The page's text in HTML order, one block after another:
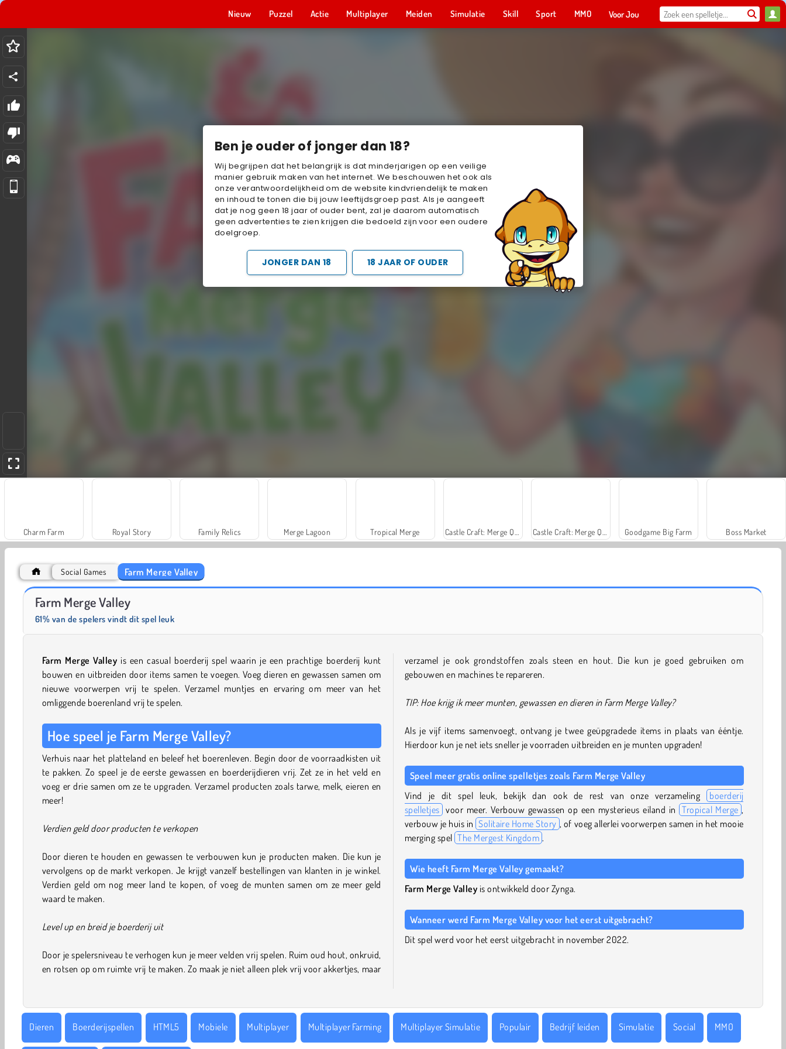
Ben je ouder of jonger dan 18?
Wij begrijpen dat het belangrijk is dat minderjarigen op een veilige
manier gebruik maken van het internet. We beschouwen het ook als
onze verantwoordelijkheid om de website kindvriendelijk te maken
en inhoud te tonen die bij jouw leeftijdsgroep past. Als je aangeeft
dat je nog geen 18 jaar of ouder bent, zal je daarom automatisch
geen advertenties te zien krijgen die bedoeld zijn voor een oudere
doelgroep.
JONGER DAN 18 18 JAAR OF OUDER
Nieuw Puzzel Actie Multiplayer Meiden Simulatie Skill Sport MMO Voor Jou
Charm Farm Royal Story Family Relics Merge Lagoon Tropical Merge Goodgame Big Farm Boss Market
Social Games Farm Merge Valley
Farm Merge Valley
61% van de spelers vindt dit spel leuk
Farm Merge Valley is een casual boerderij spel waarin je een prachtige boerderij kunt
bouwen en uitbreiden door items samen te voegen. Voeg dieren en gewassen samen om
nieuwe voorwerpen vrij te spelen. Verzamel muntjes en ervaring om meer van het
omliggende boerenland vrij te spelen.
Hoe speel je Farm Merge Valley?
Verhuis naar het platteland en beleef het boerenleven. Begin door de voorraadkisten uit
te pakken. Zo speel je de eerste gewassen en boerderijdieren vrij. Zet ze in het veld en
voeg er drie samen om ze te upgraden. Verzamel producten zoals tarwe, melk, eieren en
meer!
Verdien geld door producten te verkopen
Door dieren te houden en gewassen te verbouwen kun je producten maken. Die kun je
vervolgens op de markt verkopen. Je krijgt vanzelf bestellingen van klanten in je winkel.
Verdien geld om nog meer land te kopen, of voeg de munten samen om ze meer geld
waard te maken.
Level up en breid je boerderij uit
Door je spelersniveau te verhogen kun je meer velden vrij spelen. Ruim oud hout, onkruid,
en rotsen op om ruimte vrij te maken. Zo maak je niet alleen plek vrij voor akkertjes, maar
verzamel je ook grondstoffen zoals steen en hout. Die kun je goed gebruiken om
gebouwen en machines te repareren.
TIP: Hoe krijg ik meer munten, gewassen en dieren in Farm Merge Valley?
Als je vijf items samenvoegt, ontvang je twee geüpgradede items in plaats van ééntje.
Hierdoor kun je net iets sneller je voorraden uitbreiden en je munten upgraden!
Speel meer gratis online spelletjes zoals Farm Merge Valley
Vind je dit spel leuk, bekijk dan ook de rest van onze verzameling
boerderij
spelletjes voor meer. Verbouw gewassen op een mysterieus eiland in Tropical Merge ,
verbouw je huis in Solitaire Home Story , of voeg allerlei voorwerpen samen in het mooie
merging spel The Mergest Kingdom .
Wie heeft Farm Merge Valley gemaakt?
Farm Merge Valley is ontwikkeld door Zynga.
Wanneer werd Farm Merge Valley voor het eerst uitgebracht?
Dit spel werd voor het eerst uitgebracht in november 2022.
Dieren Boerderijspellen HTML5 Mobiele Multiplayer Multiplayer Farming Multiplayer Simulatie Populair Bedrijf leiden Simulatie Social MMO